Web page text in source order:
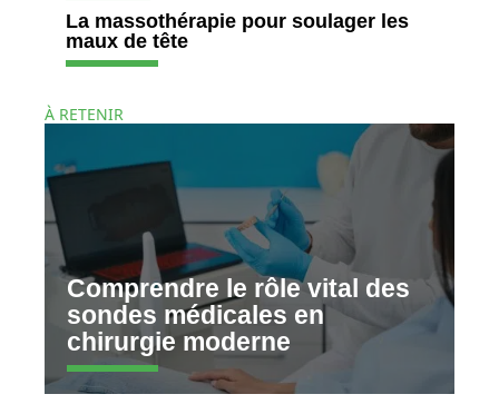
La massothérapie pour soulager les
maux de tête
À RETENIR
Comprendre le rôle vital des
sondes médicales en
chirurgie moderne